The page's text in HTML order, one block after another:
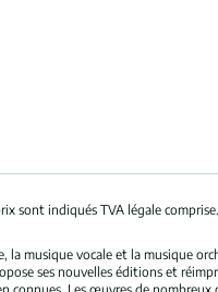
sont indiqués TVA légale comprise.
la musique vocale et la musique
ses nouvelles éditions et